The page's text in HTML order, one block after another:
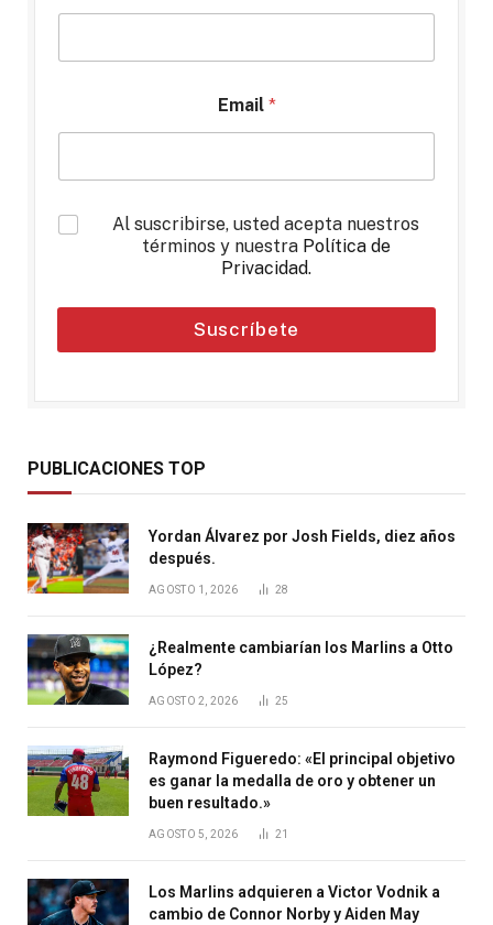
Email *
*
Al suscribirse, usted acepta nuestros
términos y nuestra Política de
Privacidad.
Suscríbete
PUBLICACIONES TOP
Yordan Álvarez por Josh Fields, diez años
después.
AGOSTO 1, 2026 28
¿Realmente cambiarían los Marlins a Otto
López?
AGOSTO 2, 2026 25
Raymond Figueredo: «El principal objetivo
es ganar la medalla de oro y obtener un
buen resultado.»
AGOSTO 5, 2026 21
Los Marlins adquieren a Victor Vodnik a
cambio de Connor Norby y Aiden May